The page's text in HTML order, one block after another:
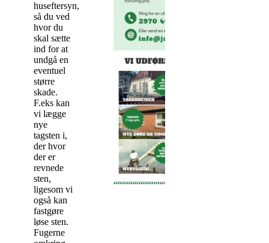
huseftersyn,
så du ved
hvor du
skal sætte
ind for at
undgå en
eventuel
større
skade.
F.eks kan
vi lægge
nye
tagsten i,
der hvor
der er
revnede
sten,
ligesom vi
også kan
fastgøre
løse sten.
Fugerne